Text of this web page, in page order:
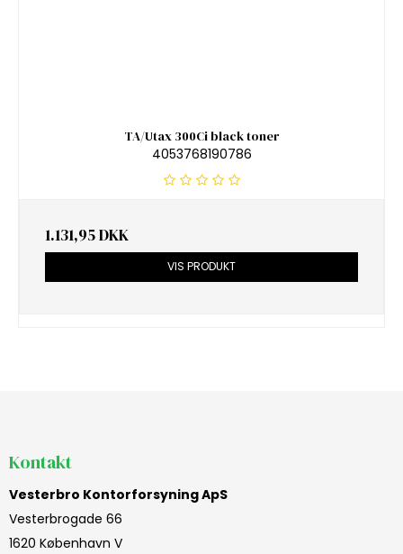
TA/Utax 300Ci black toner
4053768190786
1.131,95 DKK
VIS PRODUKT
Kontakt
Vesterbro Kontorforsyning ApS
Vesterbrogade 66
1620 København V